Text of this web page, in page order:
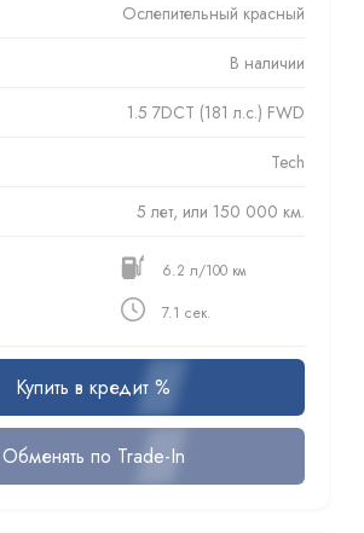
Ослепительный красный
В наличии
1.5 7DCT (181 л.с.) FWD
Tech
5 лет, или 150 000 км.
6.2 л/100 км
7.1 сек.
Купить в кредит %
Обменять по Trade-In